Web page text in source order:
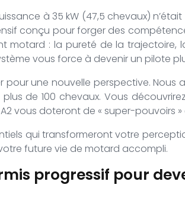
à 35 kW (47,5 chevaux)
conçu pour forger des
: la pureté de la trajectoire,
vous force à devenir un pilote
une nouvelle perspective.
de 100 chevaux. Vous
doteront de « super-pouvoirs
qui transformeront votre
future vie de motard accompli.
progressif pour